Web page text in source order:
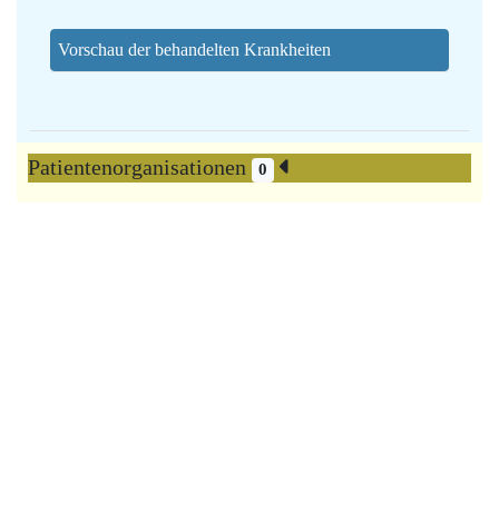
Vorschau der behandelten Krankheiten
Patientenorganisationen 0